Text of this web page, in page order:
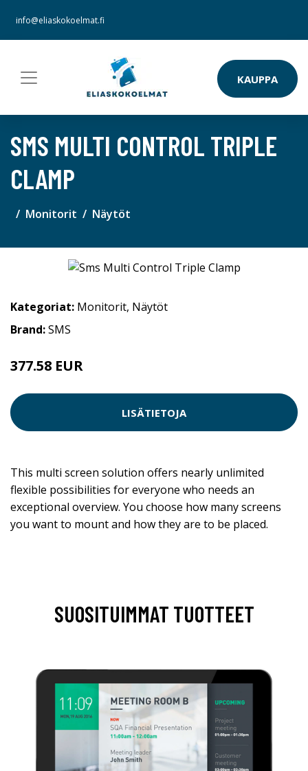
info@eliaskokoelmat.fi
KAUPPA
SMS MULTI CONTROL TRIPLE
CLAMP
Monitorit Näytöt
Kategoriat: Monitorit, Näytöt
Brand:SMS
377.58 EUR
LISÄTIETOJA
This multi screen solution offers nearly unlimited
flexible possibilities for everyone who needs an
exceptional overview. You choose how many screens
you want to mount and how they are to be placed.
SUOSITUIMMAT TUOTTEET